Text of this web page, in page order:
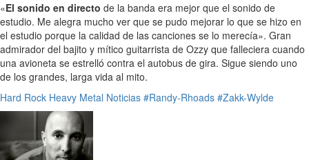
«El sonido en directo de la banda era mejor que el sonido de
estudio. Me alegra mucho ver que se pudo mejorar lo que se hizo en
el estudio porque la calidad de las canciones se lo merecía». Gran
admirador del bajito y mítico guitarrista de Ozzy que falleciera cuando
una avioneta se estrelló contra el autobus de gira. Sigue siendo uno
de los grandes, larga vida al mito.
Hard Rock Heavy Metal Noticias #Randy-Rhoads #Zakk-Wylde